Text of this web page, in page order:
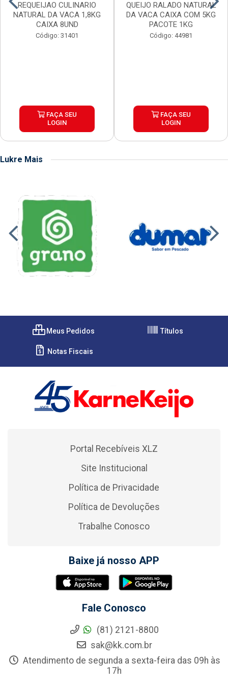
REQUEIJAO CULINARIO
NATURAL DA VACA 1,8KG
CAIXA 8UND
Código: 31401
FAÇA SEU
LOGIN
QUEIJO RALADO NATURAL
DA VACA CAIXA COM 5KG
PACOTE 1KG
Código: 44981
FAÇA SEU
LOGIN
Lukre Mais
Meus Pedidos Títulos
Notas Fiscais
Portal Recebíveis XLZ
Site Institucional
Política de Privacidade
Política de Devoluções
Trabalhe Conosco
Baixe já nosso APP
Fale Conosco
(81) 2121-8800
sak@kk.com.br
Atendimento de segunda a sexta-feira das 09h às
17h